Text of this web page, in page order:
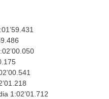
1:02’01.712